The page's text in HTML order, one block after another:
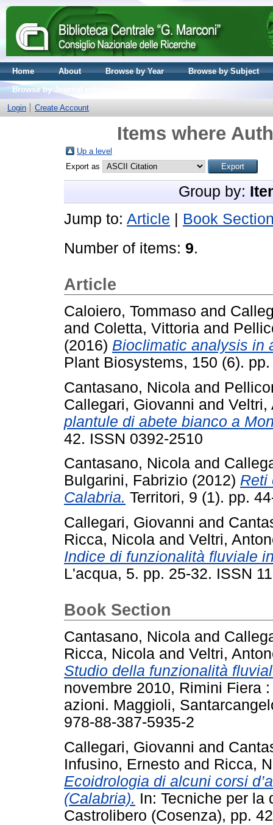
Home About Browse by Year
Browse by Subject
Browse by Journal volume
Login
Create Account
Items where
Up a level
Export as
Group by:
Jump to: Article
Book
Number of items: 9.
Article
Caloiero, Tommaso and
and Coletta, Vittoria and
(2016) Bioclimatic analysis in
Plant Biosystems, 150 (6).
Cantasano, Nicola and
Callegari, Giovanni and Veltri,
plantule di abete bianco a
42. ISSN 0392-2510
Cantasano, Nicola and
Bulgarini, Fabrizio (2012) Reti
Calabria. Territori, 9 (1). pp.
Callegari, Giovanni and
Ricca, Nicola and Veltri,
Indice di funzionalità fluviale
L'acqua, 5. pp. 25-32. ISSN
Book Section
Cantasano, Nicola and
Ricca, Nicola and Veltri,
Studio della funzionalità
novembre 2010, Rimini Fiera
azioni. Maggioli,
978-88-387-5935-2
Callegari, Giovanni and
Infusino, Ernesto and Ricca,
Ecoidrologia di alcuni corsi
(Calabria). In: Tecniche per la
Castrolibero (Cosenza), pp.